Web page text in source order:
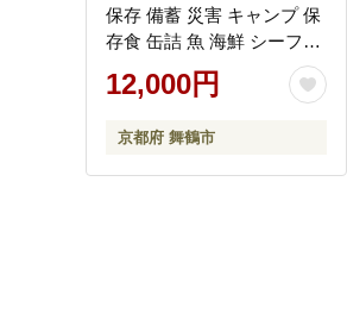
保存 備蓄 災害 キャンプ 保
存食 缶詰 魚 海鮮 シーフー
ド 鯖缶 高級缶
12,000円
京都府 舞鶴市